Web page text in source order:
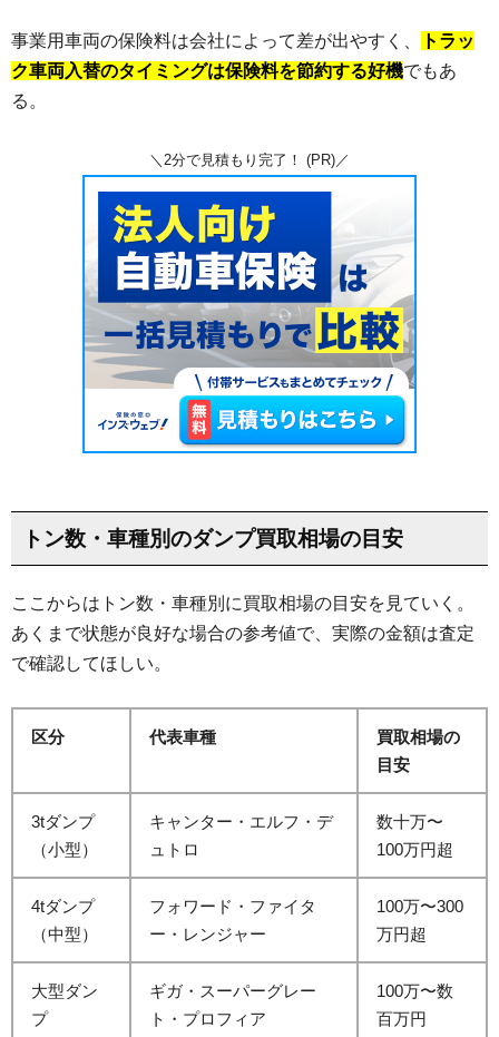
事業用車両の保険料は会社によって差が出やすく、
トラッ
ク車両入替のタイミングは保険料を節約する好機でもあ
る。
＼2分で見積もり完了！ (PR)／
トン数・車種別のダンプ買取相場の目安
ここからはトン数・車種別に買取相場の目安を見ていく。
あくまで状態が良好な場合の参考値で、実際の金額は査定
で確認してほしい。
区分 代表車種
買取相場の
目安
3tダンプ
（小型）
キャンター・エルフ・デ
ュトロ
数十万〜
100万円超
4tダンプ
（中型）
フォワード・ファイタ
ー・レンジャー
100万〜300
万円超
大型ダン
プ
ギガ・スーパーグレー
ト・プロフィア
100万〜数
百万円